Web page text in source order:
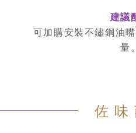
建議
可加購安裝不鏽鋼油
量。
佐味